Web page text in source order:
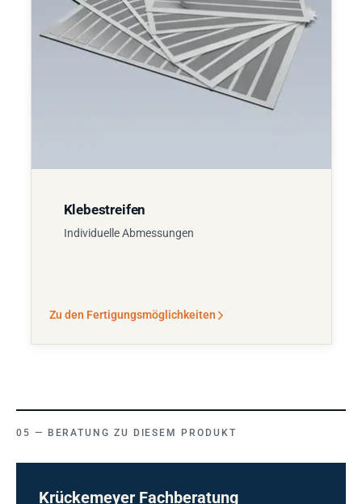
Klebestreifen
Individuelle Abmessungen
Zu den Fertigungsmöglichkeiten
BERATUNG ZU DIESEM PRODUKT
Krückemeyer Fachberatung